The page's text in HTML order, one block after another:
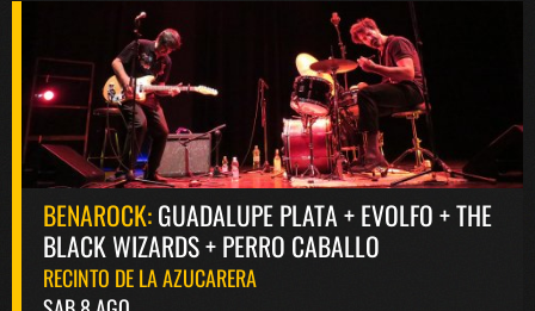
BENAROCK:GUADALUPE PLATA + EVOLFO + THE
BLACK WIZARDS + PERRO CABALLO
RECINTO DE LA AZUCARERA